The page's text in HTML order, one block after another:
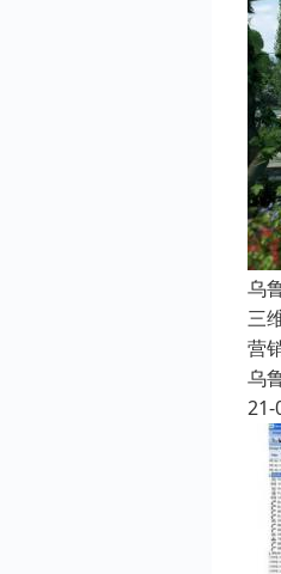
乌
三
营
乌
21-